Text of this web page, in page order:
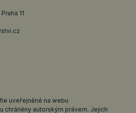
11
uveřejněné na webu
chráněny autorským právem. Jejich